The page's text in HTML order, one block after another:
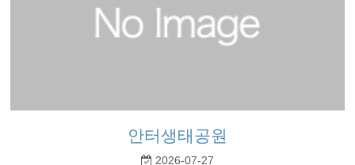
안터생태공원
2026-07-27